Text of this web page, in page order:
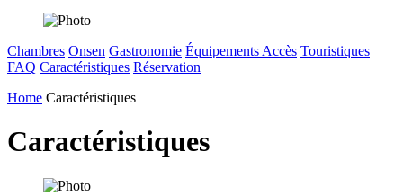
Chambres Onsen Gastronomie Équipements Accès Touristiques
FAQ Caractéristiques Réservation
Home Caractéristiques
Caractéristiques